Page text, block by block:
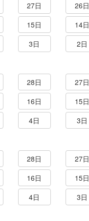
27日 26日
15日 14日
3日 2日
28日 27日
16日 15日
4日 3日
28日 27日
16日 15日
4日 3日